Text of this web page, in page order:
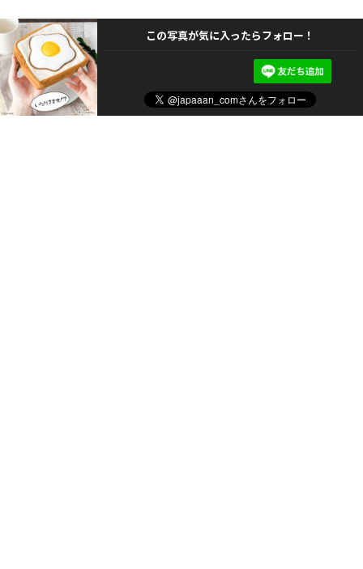
この写真が気に入ったらフォロー！